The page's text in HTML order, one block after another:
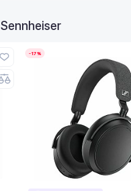
Sennheiser
-17%